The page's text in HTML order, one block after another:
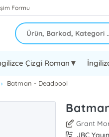
Formu
Çizgi Roman▼
Batman - Deadpool
Grant
JBC